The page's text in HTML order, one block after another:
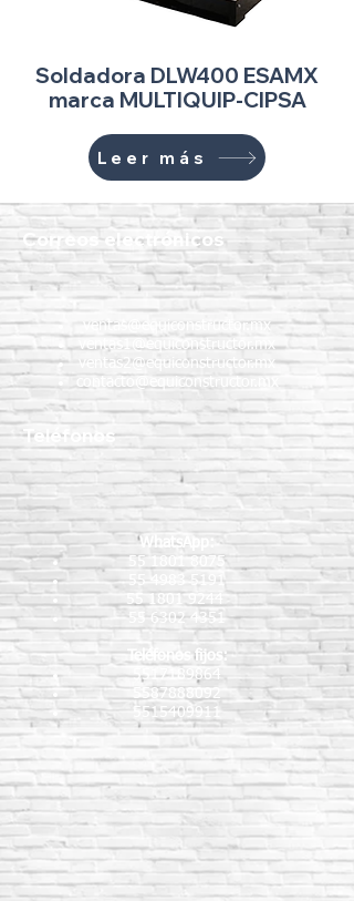
Soldadora DLW400 ESAMX
marca MULTIQUIP-CIPSA
Leer más
Correos electrónicos
ventas@equiconstructor.mx
ventas1@equiconstructor.mx
ventas2@equiconstructor.mx
contacto@equiconstructor.mx
Teléfonos
WhatsApp:
55 1801 8075
55 4983 5191
55 1801 9244
55 6302 4351
Teléfonos fijos:
5517189864
5587888092
5515409911